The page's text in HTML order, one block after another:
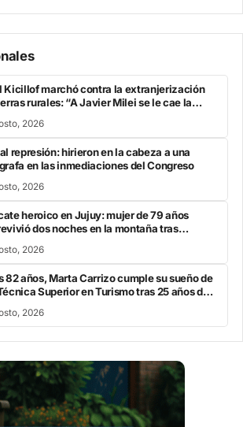
Kicillof marchó contra la extranjerización
rurales: “A Javier Milei se le cae la
2026
represión: hirieron en la cabeza a una
en las inmediaciones del Congreso
2026
heroico en Jujuy: mujer de 79 años
dos noches en la montaña tras
2026
82 años, Marta Carrizo cumple su sueño de
Superior en Turismo tras 25 años de
2026